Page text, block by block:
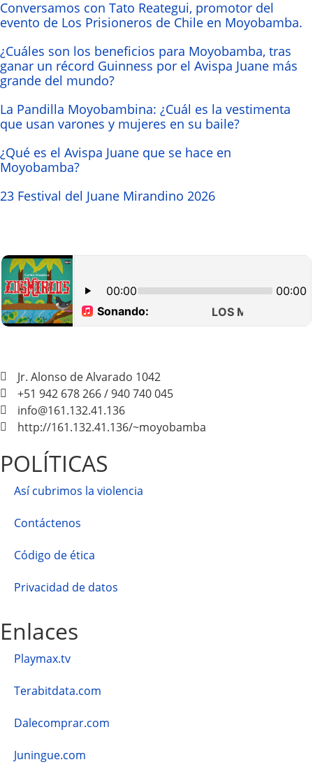
Conversamos con Tato Reategui, promotor del
evento de Los Prisioneros de Chile en Moyobamba.
¿Cuáles son los beneficios para Moyobamba, tras
ganar un récord Guinness por el Avispa Juane más
grande del mundo?
La Pandilla Moyobambina: ¿Cuál es la vestimenta
que usan varones y mujeres en su baile?
¿Qué es el Avispa Juane que se hace en
Moyobamba?
23 Festival del Juane Mirandino 2026
Jr. Alonso de Alvarado 1042
+51 942 678 266 / 940 740 045
info@161.132.41.136
http://161.132.41.136/~moyobamba
POLÍTICAS
Así cubrimos la violencia
Contáctenos
Código de ética
Privacidad de datos
Enlaces
Playmax.tv
Terabitdata.com
Dalecomprar.com
Juningue.com